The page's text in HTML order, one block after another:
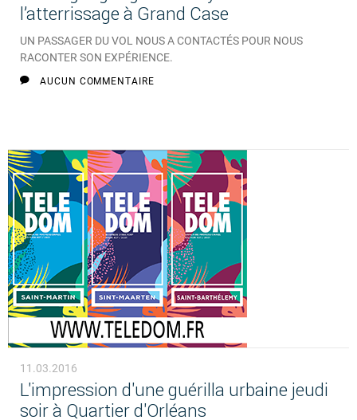
l’atterrissage à Grand Case
UN PASSAGER DU VOL NOUS A CONTACTÉS POUR NOUS
RACONTER SON EXPÉRIENCE.
AUCUN COMMENTAIRE
11.03.2016
L'impression d'une guérilla urbaine jeudi
soir à Quartier d'Orléans